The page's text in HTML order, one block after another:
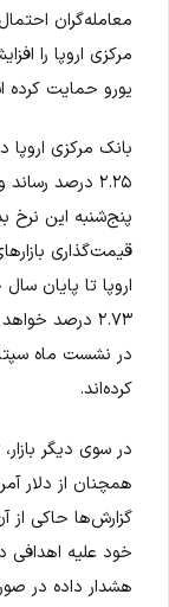
معامله‌گران
مرکزی اروپا را
یورو حمایت کرده
بانک مرکزی
۲.۲۵ درصد
پنج‌شنبه این نرخ
قیمت‌گذاری
۲.۷۳ درصد
در نشست ماه
کرده‌اند.
در سوی دیگر
همچنان از دلار
گزارش‌ها حاکی از
خود علیه اهدافی
هشدار داده در